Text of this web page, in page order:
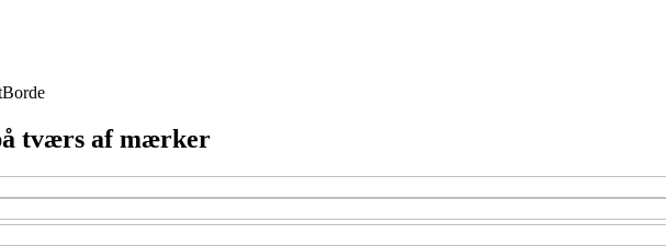
Borde
tværs af mærker